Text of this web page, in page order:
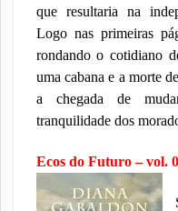
que resultaria na
Logo nas primeiras
rondando o cotidiano
uma cabana e a morte
a chegada de
tranquilidade dos
Ecos do Futuro – vol.